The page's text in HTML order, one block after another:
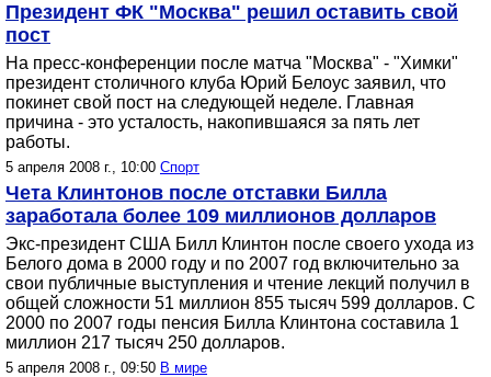
Президент ФК "Москва" решил оставить свой
пост
На пресс-конференции после матча "Москва" - "Химки"
президент столичного клуба Юрий Белоус заявил, что
покинет свой пост на следующей неделе. Главная
причина - это усталость, накопившаяся за пять лет
работы.
5 апреля 2008 г., 10:00 Спорт
Чета Клинтонов после отставки Билла
заработала более 109 миллионов долларов
Экс-президент США Билл Клинтон после своего ухода из
Белого дома в 2000 году и по 2007 год включительно за
свои публичные выступления и чтение лекций получил в
общей сложности 51 миллион 855 тысяч 599 долларов. С
2000 по 2007 годы пенсия Билла Клинтона составила 1
миллион 217 тысяч 250 долларов.
5 апреля 2008 г., 09:50 В мире